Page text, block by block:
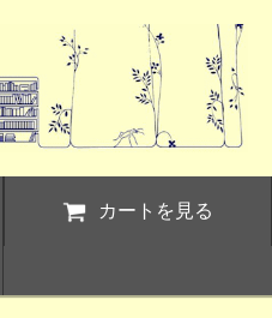
カートを見る